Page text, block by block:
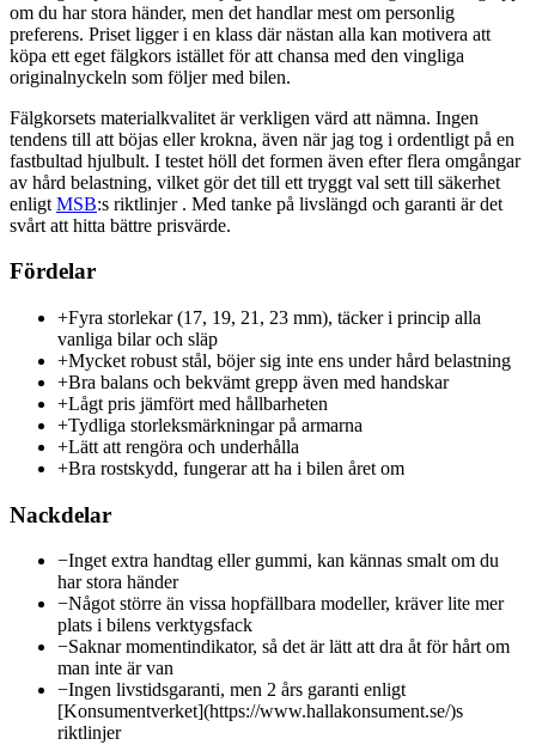
om du har stora händer, men det handlar mest om personlig
preferens. Priset ligger i en klass där nästan alla kan motivera att
köpa ett eget fälgkors istället för att chansa med den vingliga
originalnyckeln som följer med bilen.
Fälgkorsets materialkvalitet är verkligen värd att nämna. Ingen
tendens till att böjas eller krokna, även när jag tog i ordentligt på en
fastbultad hjulbult. I testet höll det formen även efter flera omgångar
av hård belastning, vilket gör det till ett tryggt val sett till säkerhet
enligt MSB:s riktlinjer . Med tanke på livslängd och garanti är det
svårt att hitta bättre prisvärde.
Fördelar
+Fyra storlekar (17, 19, 21, 23 mm), täcker i princip alla
vanliga bilar och släp
+Mycket robust stål, böjer sig inte ens under hård belastning
+Bra balans och bekvämt grepp även med handskar
+Lågt pris jämfört med hållbarheten
+Tydliga storleksmärkningar på armarna
+Lätt att rengöra och underhålla
+Bra rostskydd, fungerar att ha i bilen året om
Nackdelar
−Inget extra handtag eller gummi, kan kännas smalt om du
har stora händer
−Något större än vissa hopfällbara modeller, kräver lite mer
plats i bilens verktygsfack
−Saknar momentindikator, så det är lätt att dra åt för hårt om
man inte är van
−Ingen livstidsgaranti, men 2 års garanti enligt
[Konsumentverket](https://www.hallakonsument.se/)s
riktlinjer